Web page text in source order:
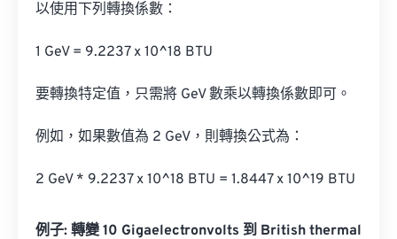
以使用下列轉換係數：
1 GeV = 9.2237 x 10^18 BTU
要轉換特定值，只需將 GeV 數乘以轉換係數即可。
例如，如果數值為 2 GeV，則轉換公式為：
2 GeV * 9.2237 x 10^18 BTU = 1.8447 x 10^19 BTU
例子: 轉變 10 Gigaelectronvolts 到 British thermal